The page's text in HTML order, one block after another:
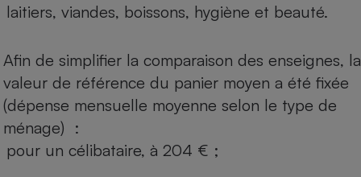
laitiers, viandes, boissons, hygiène et beauté.
Afin de simplifier la comparaison des enseignes, la
valeur de référence du panier moyen a été fixée
(dépense mensuelle moyenne selon le type de
ménage) :
pour un célibataire, à 204 € ;